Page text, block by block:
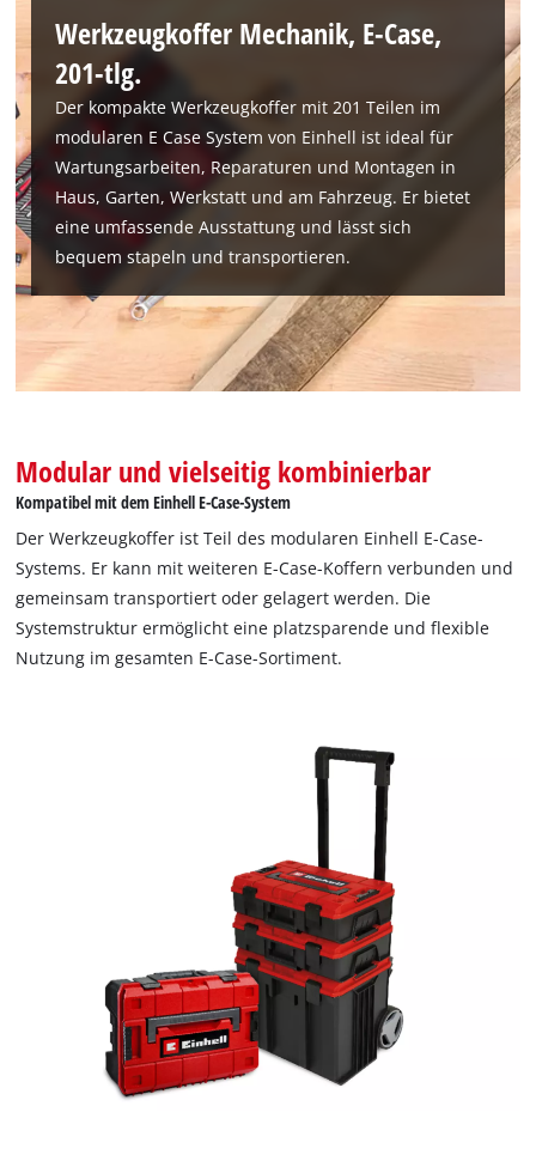
Wir benötigen deine Zustimmung, um
Google Maps laden zu können!
This content is not permitted to load due
to trackers that are not disclosed to the
visitor. The website owner needs to setup
Usercentrics Consent
Management Platform
Werkzeugkoffer Mechanik, E-Case,
201-tlg.
Der kompakte Werkzeugkoffer mit 201 Teilen im
modularen E Case System von Einhell ist ideal für
Wartungsarbeiten, Reparaturen und Montagen in
Haus, Garten, Werkstatt und am Fahrzeug. Er bietet
eine umfassende Ausstattung und lässt sich
bequem stapeln und transportieren.
Modular und vielseitig kombinierbar
Kompatibel mit dem Einhell E-Case-System
Der Werkzeugkoffer ist Teil des modularen Einhell E-Case-
Systems. Er kann mit weiteren E-Case-Koffern verbunden und
gemeinsam transportiert oder gelagert werden. Die
Systemstruktur ermöglicht eine platzsparende und flexible
Nutzung im gesamten E-Case-Sortiment.